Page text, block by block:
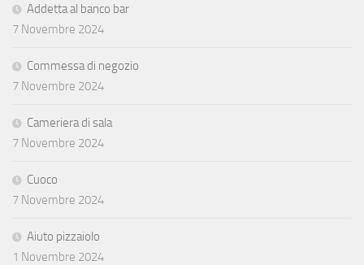
Addetta al banco bar
7 Novembre 2024
Commessa di negozio
7 Novembre 2024
Cameriera di sala
7 Novembre 2024
Cuoco
7 Novembre 2024
Aiuto pizzaiolo
1 Novembre 2024